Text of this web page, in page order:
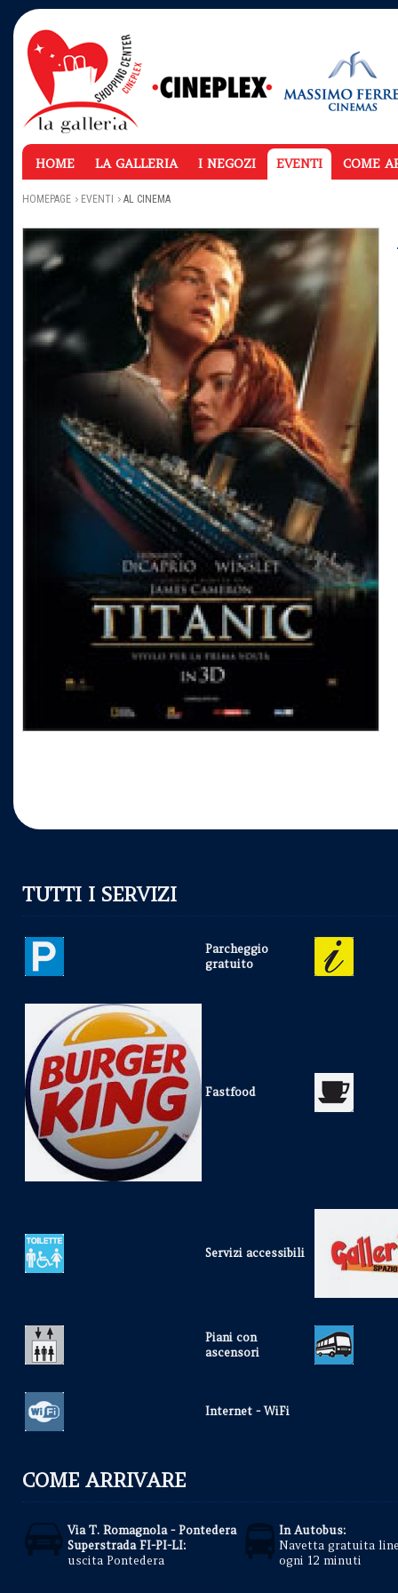
HOME LA GALLERIA I NEGOZI EVENTI COME
HOMEPAGE EVENTI AL CINEMA
TUTTI I SERVIZI
Parcheggio
gratuito
Fastfood
Servizi accessibili
Piani con
ascensori
Internet - WiFi
COME ARRIVARE
Via T. Romagnola - Pontedera
Superstrada FI-PI-LI:
uscita Pontedera
In Autobus:
Navetta gratuita
ogni 12 minuti